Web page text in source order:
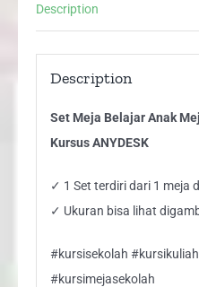
ANYDESK
Description
Description
Set Meja Belajar Anak
Kursus ANYDESK
✓ 1 Set terdiri dari 1 meja
✓ Ukuran bisa lihat
#kursisekolah
#kursimejasekolah